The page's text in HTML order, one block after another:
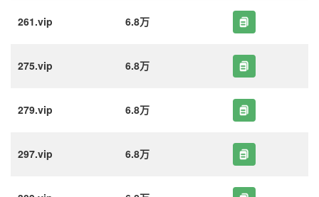
261.vip 6.8万
275.vip 6.8万
279.vip 6.8万
297.vip 6.8万